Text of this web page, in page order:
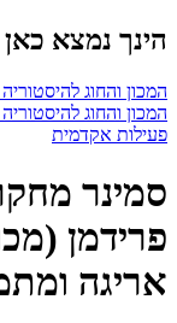
הינך נמצא כאן
המכון והחוג
המכון והחוג
פעילות אקדמית
פרידמן
אריגה